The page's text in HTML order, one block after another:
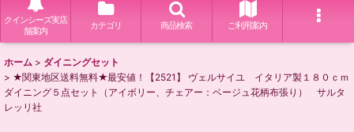
クインシーズ実店
舗案内
カテゴリ 商品検索 ご利用案内
ホーム > ダイニングセット
> ★関東地区送料無料★最安値！【2521】 ヴェルサイユ イタリア製１８０ｃｍ
ダイニング５点セット（アイボリー、チェアー：ベージュ花柄布張り） サルタ
レッリ社